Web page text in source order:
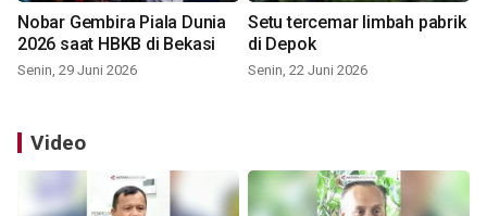
Nobar Gembira Piala Dunia
2026 saat HBKB di Bekasi
Senin, 29 Juni 2026
Setu tercemar limbah pabrik
di Depok
Senin, 22 Juni 2026
Video